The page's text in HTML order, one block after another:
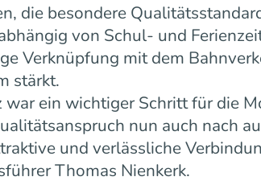
die besondere
von Schul- und
Verknüpfung mit dem
stärkt.
ein wichtiger Schritt für die
nun auch nach
und verlässliche
Thomas Nienkerk.